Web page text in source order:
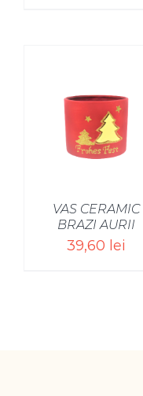
VAS CERAMIC
BRAZI AURII
39,60 lei